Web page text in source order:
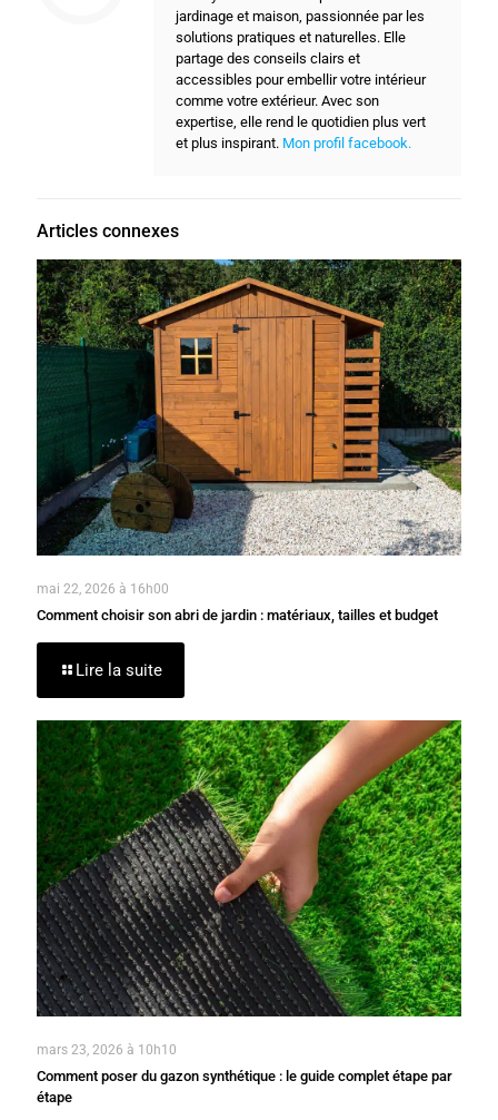
jardinage et maison, passionnée par les
solutions pratiques et naturelles. Elle
partage des conseils clairs et
accessibles pour embellir votre intérieur
comme votre extérieur. Avec son
expertise, elle rend le quotidien plus vert
et plus inspirant. Mon profil facebook.
Articles connexes
mai 22, 2026 à 16h00
Comment choisir son abri de jardin : matériaux, tailles et budget
Lire la suite
mars 23, 2026 à 10h10
Comment poser du gazon synthétique : le guide complet étape par
étape